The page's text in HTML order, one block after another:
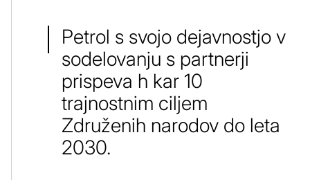
Petrol s svojo dejavnostjo v
sodelovanju s partnerji
prispeva h kar 10
trajnostnim ciljem
Združenih narodov do leta
2030.